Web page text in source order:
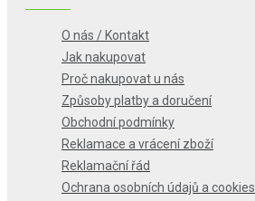
O nás / Kontakt
Jak nakupovat
Proč nakupovat u nás
Způsoby platby a doručení
Obchodní podmínky
Reklamace a vrácení zboží
Reklamační řád
Ochrana osobních údajů a cookies